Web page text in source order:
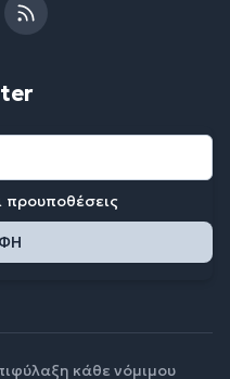
RSS
προυποθέσεις
κάθε νόμιμου